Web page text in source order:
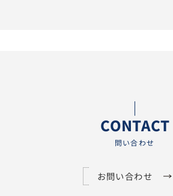
CONTACT
問い合わせ
お問い合わせ